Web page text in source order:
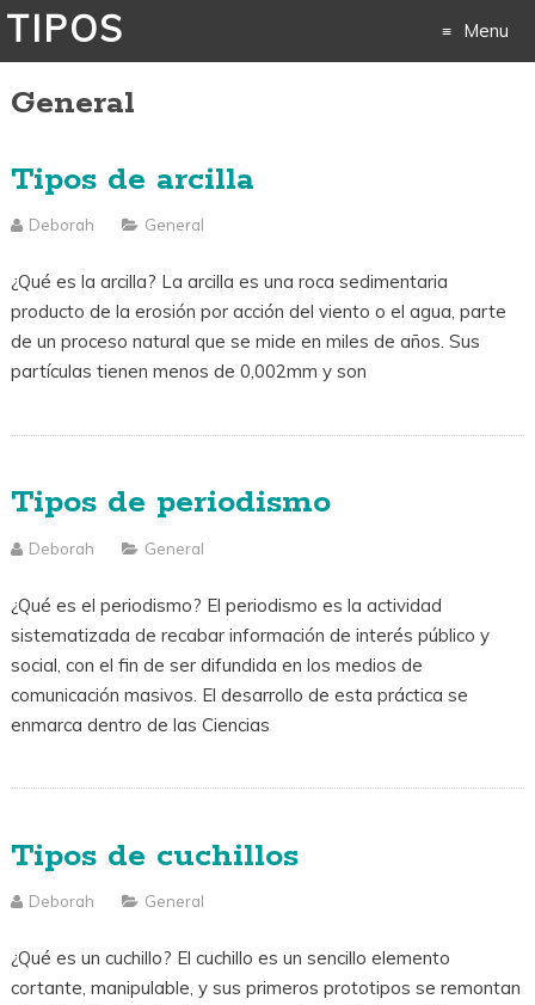
TIPOS Menu
General
Tipos de arcilla
Deborah General
¿Qué es la arcilla? La arcilla es una roca sedimentaria
producto de la erosión por acción del viento o el agua, parte
de un proceso natural que se mide en miles de años. Sus
partículas tienen menos de 0,002mm y son
Tipos de periodismo
Deborah General
¿Qué es el periodismo? El periodismo es la actividad
sistematizada de recabar información de interés público y
social, con el fin de ser difundida en los medios de
comunicación masivos. El desarrollo de esta práctica se
enmarca dentro de las Ciencias
Tipos de cuchillos
Deborah General
¿Qué es un cuchillo? El cuchillo es un sencillo elemento
cortante, manipulable, y sus primeros prototipos se remontan